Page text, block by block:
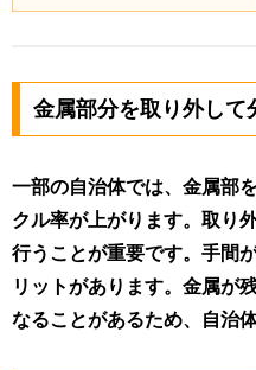
金属部分を取り外して
一部の自治体では、金属部
クル率が上がります。取り
行うことが重要です。手間
リットがあります。金属が
なることがあるため、自治